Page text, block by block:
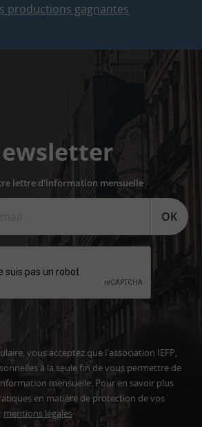
productions gagnantes
lettre d'information mensuelle
OK
vous acceptez que l'association IEFP,
à la seule fin de vous permettre de
mensuelle. Pour en savoir plus
en matière de protection de vos
mentions légales